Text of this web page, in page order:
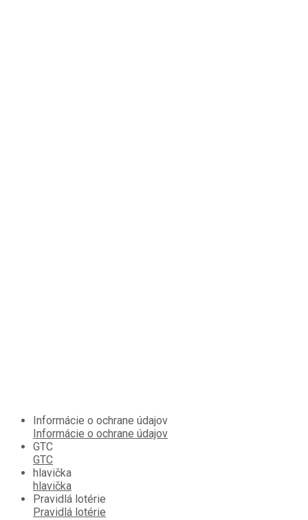
Informácie o ochrane údajov
Informácie o ochrane údajov
GTC
GTC
hlavička
hlavička
Pravidlá lotérie
Pravidlá lotérie